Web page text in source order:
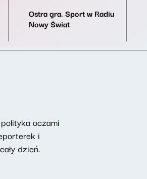
Ostra gra. Sport w Radiu
Nowy Świat
oczami
i
dzień.